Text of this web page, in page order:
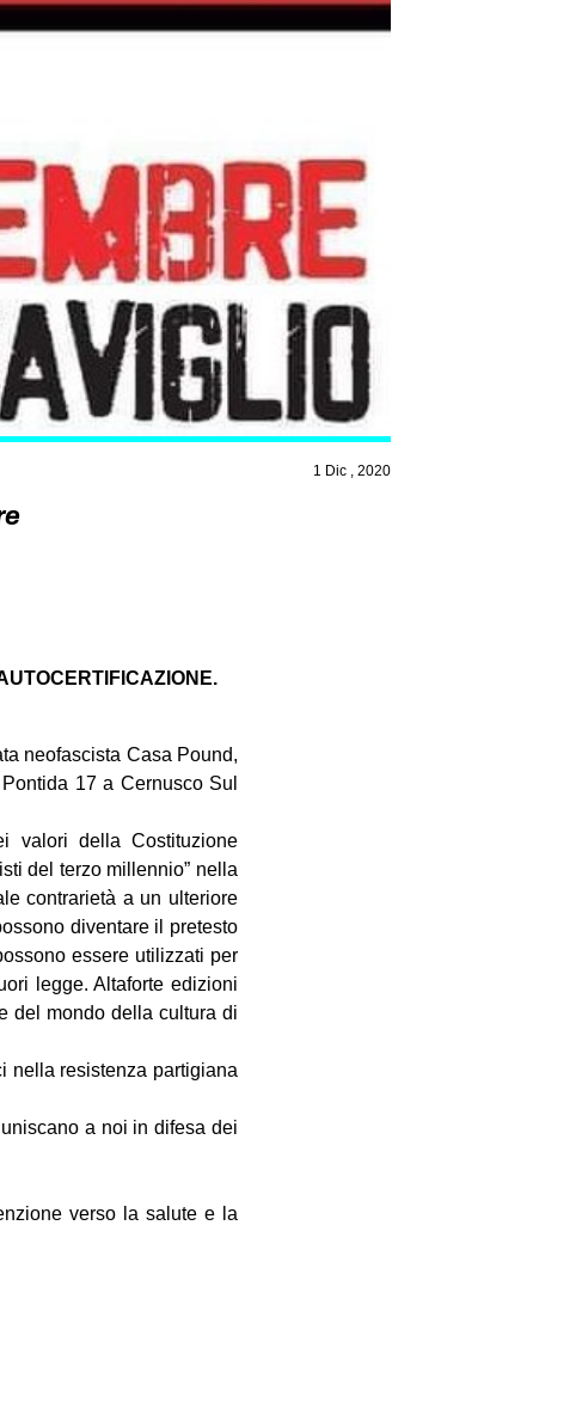
1 Dic , 2020
neofascista Casa Pound,
17 a Cernusco Sul
valori della Costituzione
del terzo millennio” nella
contrarietà a un ulteriore
diventare il pretesto
essere utilizzati per
legge. Altaforte edizioni
del mondo della cultura di
nella resistenza partigiana
a noi in difesa dei
verso la salute e la